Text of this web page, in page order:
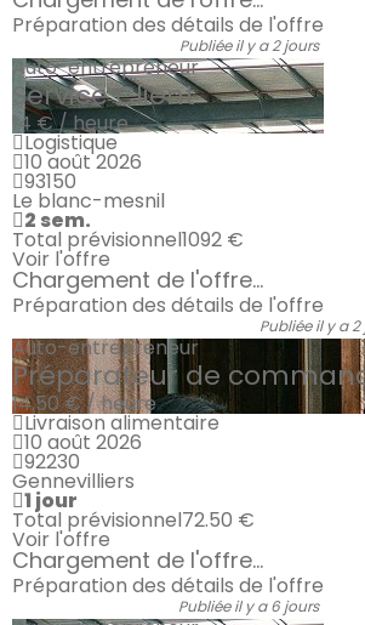
Préparation des détails de l'offre
Publiée il y a 2 jours
Auto-entrepreneur
Service Client
14 € / heure
Logistique
10 août 2026
93150
Le blanc-mesnil
2 sem.
Total prévisionnel1092 €
Voir l'offre
Chargement de l'offre...
Préparation des détails de l'offre
Publiée il y a
Auto-entrepreneur
Préparateur de
14.50 € / heure
Livraison alimentaire
10 août 2026
92230
Gennevilliers
1 jour
Total prévisionnel72.50 €
Voir l'offre
Chargement de l'offre...
Préparation des détails de l'offre
Publiée il y a 6 jours